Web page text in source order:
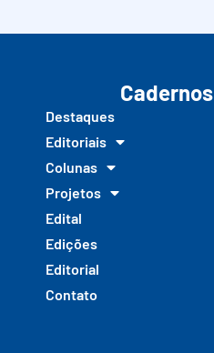
Cadernos
Destaques
Editoriais
Colunas
Projetos
Edital
Edições
Editorial
Contato